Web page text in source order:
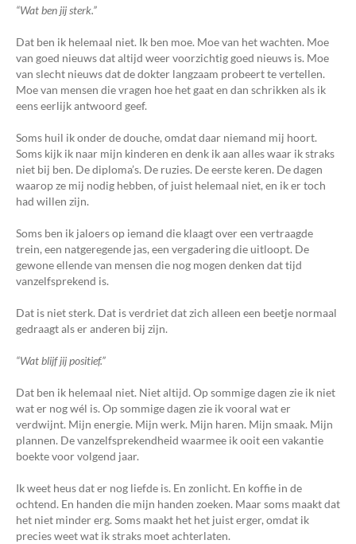
“Wat ben jij sterk.”
Dat ben ik helemaal niet. Ik ben moe. Moe van het wachten. Moe
van goed nieuws dat altijd weer voorzichtig goed nieuws is. Moe
van slecht nieuws dat de dokter langzaam probeert te vertellen.
Moe van mensen die vragen hoe het gaat en dan schrikken als ik
eens eerlijk antwoord geef.
Soms huil ik onder de douche, omdat daar niemand mij hoort.
Soms kijk ik naar mijn kinderen en denk ik aan alles waar ik straks
niet bij ben. De diploma’s. De ruzies. De eerste keren. De dagen
waarop ze mij nodig hebben, of juist helemaal niet, en ik er toch
had willen zijn.
Soms ben ik jaloers op iemand die klaagt over een vertraagde
trein, een natgeregende jas, een vergadering die uitloopt. De
gewone ellende van mensen die nog mogen denken dat tijd
vanzelfsprekend is.
Dat is niet sterk. Dat is verdriet dat zich alleen een beetje normaal
gedraagt als er anderen bij zijn.
“Wat blijf jij positief.”
Dat ben ik helemaal niet. Niet altijd. Op sommige dagen zie ik niet
wat er nog wél is. Op sommige dagen zie ik vooral wat er
verdwijnt. Mijn energie. Mijn werk. Mijn haren. Mijn smaak. Mijn
plannen. De vanzelfsprekendheid waarmee ik ooit een vakantie
boekte voor volgend jaar.
Ik weet heus dat er nog liefde is. En zonlicht. En koffie in de
ochtend. En handen die mijn handen zoeken. Maar soms maakt dat
het niet minder erg. Soms maakt het het juist erger, omdat ik
precies weet wat ik straks moet achterlaten.